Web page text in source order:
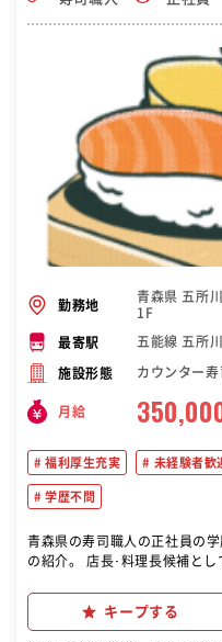
勤務地
青森県 五所
1F
最寄駅 五能線 五所
施設形態 カウンター寿
月給
福利厚生充実 未経験者歓
学歴不問
青森県の寿司職人の正社員の
の紹介。 店長･料理長候補として ・調理業務全般 ・スタッフ管理 ・
キープする